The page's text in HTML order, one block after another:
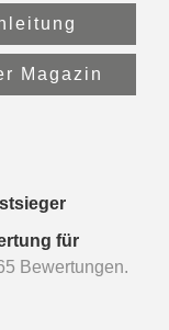
Magazin
für
Bewertungen.